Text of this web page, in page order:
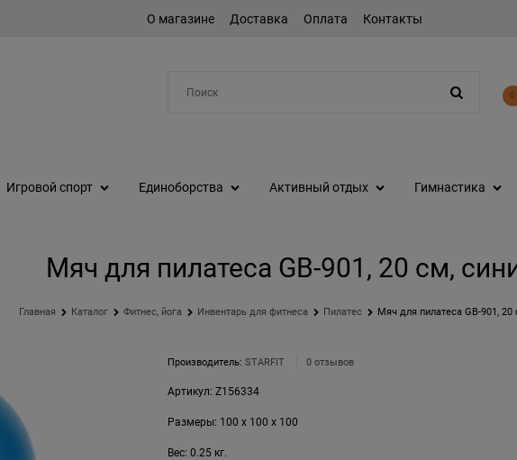
О магазине Доставка Оплата Контакты
0
Игровой спорт Единоборства Активный отдых Гимнастика
Мяч для пилатеса GB-901, 20 см,
Главная Каталог Фитнес, йога Инвентарь для фитнеса Пилатес Мяч для пилатеса GB-901, 20
Производитель: STARFIT 0 отзывов
Артикул: Z156334
Размеры: 100 x 100 x 100
Вес: 0.25кг.